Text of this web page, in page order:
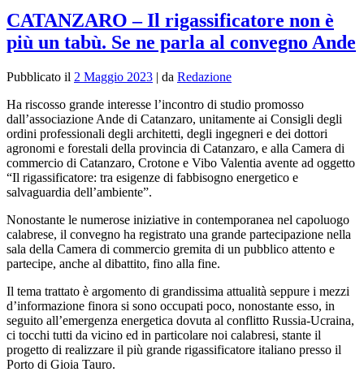
CATANZARO – Il rigassificatore non è
più un tabù. Se ne parla al convegno Ande
Pubblicato il 2 Maggio 2023 | da Redazione
Ha riscosso grande interesse l’incontro di studio promosso
dall’associazione Ande di Catanzaro, unitamente ai Consigli degli
ordini professionali degli architetti, degli ingegneri e dei dottori
agronomi e forestali della provincia di Catanzaro, e alla Camera di
commercio di Catanzaro, Crotone e Vibo Valentia avente ad oggetto
“Il rigassificatore: tra esigenze di fabbisogno energetico e
salvaguardia dell’ambiente”.
Nonostante le numerose iniziative in contemporanea nel capoluogo
calabrese, il convegno ha registrato una grande partecipazione nella
sala della Camera di commercio gremita di un pubblico attento e
partecipe, anche al dibattito, fino alla fine.
Il tema trattato è argomento di grandissima attualità seppure i mezzi
d’informazione finora si sono occupati poco, nonostante esso, in
seguito all’emergenza energetica dovuta al conflitto Russia-Ucraina,
ci tocchi tutti da vicino ed in particolare noi calabresi, stante il
progetto di realizzare il più grande rigassificatore italiano presso il
Porto di Gioia Tauro.